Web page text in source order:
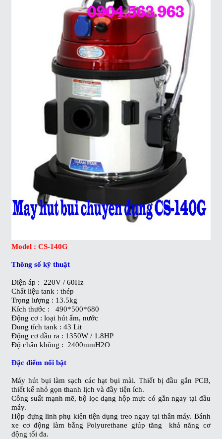
Model : CS-140G
Thông số kỹ thuật
Điện áp : 220V / 60Hz
Chất liệu tank : thép
Trọng lượng : 13.5kg
Kích thước : 490*500*680
Động cơ : loại hút ẩm, nước
Dung tích tank : 43 Lit
Động cơ đầu ra : 1350W / 1.8HP
Độ chân không : 2400mmH2O
Đặc điểm nổi bật
Máy hút bụi làm sạch các hạt bụi mài. Thiết bị đầu gắn PCB,
thiết kế nhỏ gọn thanh lịch và đầy tiện ích.
Công suất mạnh mẽ, bộ lọc dạng hộp mực có gắn ngay tại đầu
máy.
Hộp đựng linh phụ kiện tiện dụng treo ngay tại thân máy. Bánh
xe cơ động làm bằng Polyurethane giúp tăng khả năng cơ
động tối đa.